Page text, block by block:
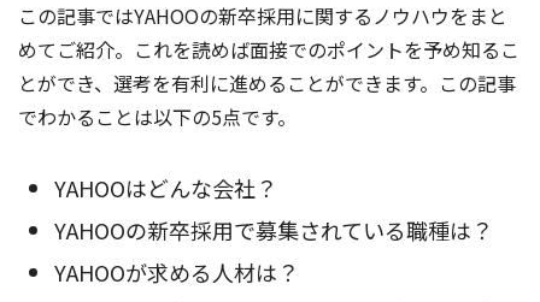
この記事ではYAHOOの新卒採用に関するノウハウをまと
めてご紹介。これを読めば面接でのポイントを予め知るこ
とができ、選考を有利に進めることができます。この記事
でわかることは以下の5点です。
YAHOOはどんな会社？
YAHOOの新卒採用で募集されている職種は？
YAHOOが求める人材は？